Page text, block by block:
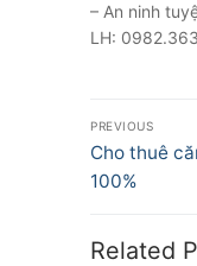
– An ninh
LH:
Điều
hướng
bài
viết
PREVIOUS
Previous
post:
Cho thuê
100%
Related